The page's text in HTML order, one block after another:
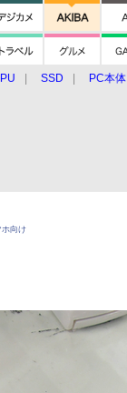
SSD PC本体
ホ向け